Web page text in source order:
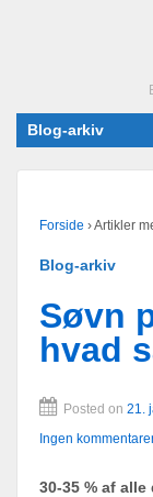
Blog-arkiv
Forside ›Artikler
Blog-arkiv
Søvn
hvad
Posted on 21.
Ingen
30-35 % af